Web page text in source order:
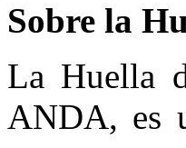
Sobre la
La Huella
ANDA, es